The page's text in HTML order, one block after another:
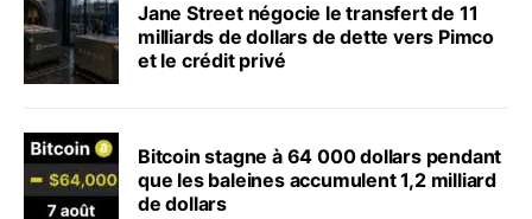
Jane Street négocie le transfert de 11
milliards de dollars de dette vers Pimco
et le crédit privé
Bitcoin stagne à 64 000 dollars pendant
que les baleines accumulent 1,2 milliard
de dollars